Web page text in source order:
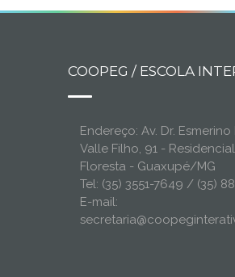
COOPEG / ESCOLA
Endereço: Av. Dr.
Valle Filho, 91 -
Floresta - Guaxupé/MG
Tel: (35) 3551-7649 / (35)
E-mail: